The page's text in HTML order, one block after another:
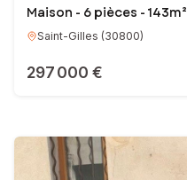
Maison - 6 pièces - 143m²
Saint-Gilles (30800)
297 000 €